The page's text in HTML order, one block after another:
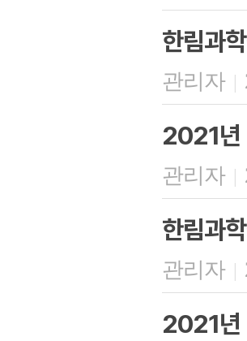
한림과
관리자 |
2021년
관리자 |
한림과
관리자 |
2021년